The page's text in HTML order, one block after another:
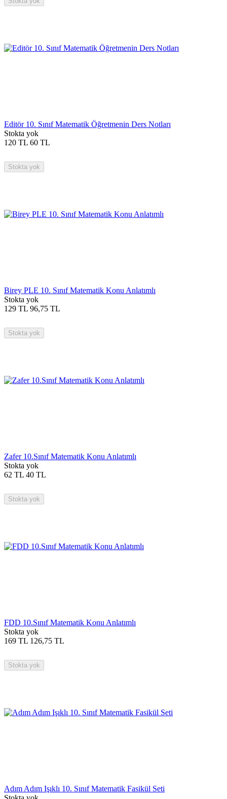
Editör 10. Sınıf Matematik Öğretmenin Ders Notları
Stokta yok
120 TL 60 TL
Stokta yok
Birey PLE 10. Sınıf Matematik Konu Anlatımlı
Stokta yok
129 TL 96,75 TL
Stokta yok
Zafer 10.Sınıf Matematik Konu Anlatımlı
Stokta yok
62 TL 40 TL
Stokta yok
FDD 10.Sınıf Matematik Konu Anlatımlı
Stokta yok
169 TL 126,75 TL
Stokta yok
Adım Adım Işıklı 10. Sınıf Matematik Fasikül Seti